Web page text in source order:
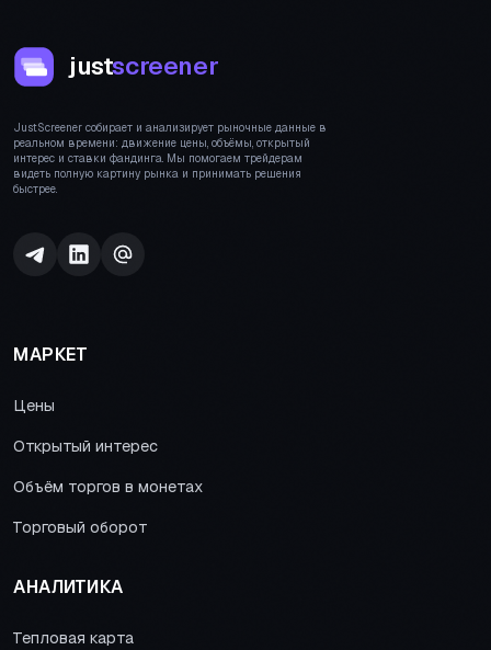
justscreener
JustScreener собирает и анализирует рыночные данные в
реальном времени: движение цены, объёмы, открытый
интерес и ставки фандинга. Мы помогаем трейдерам
видеть полную картину рынка и принимать решения
быстрее.
МАРКЕТ
Цены
Открытый интерес
Объём торгов в монетах
Торговый оборот
АНАЛИТИКА
Тепловая карта